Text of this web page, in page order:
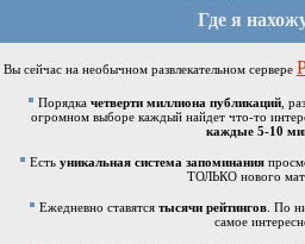
Где я
Вы сейчас на необычном развлекательном сервере
Порядка четверти миллиона публикаций,
огромном выборе каждый найдет что-то
каждые 5-10
Есть уникальная система запоминания
ТОЛЬКО нового
Ежедневно ставятся тысячи рейтингов . По
самое